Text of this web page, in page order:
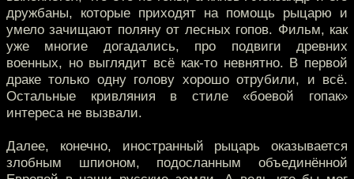
дружбаны, которые приходят на помощь рыцарю и
умело зачищают поляну от лесных гопов. Фильм, как
уже многие догадались, про подвиги древних
военных, но выглядит всё как-то невнятно. В первой
драке только одну голову хорошо отрубили, и всё.
Остальные кривляния в стиле «боевой гопак»
интереса не вызвали.
Далее, конечно, иностранный рыцарь оказывается
злобным шпионом, подосланным объединённой